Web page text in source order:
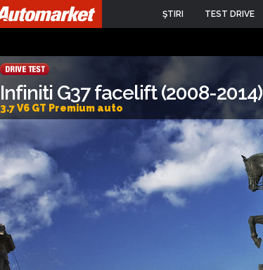
ŞTIRI TEST DRIVE
Infiniti G37 facelift (2008-2014)
3.7 V6 GT Premium auto